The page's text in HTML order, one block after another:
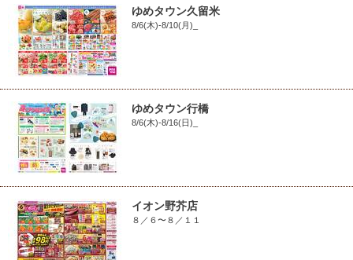
ゆめタウン久留米
8/6(木)-8/10(月)_
ゆめタウン行橋
8/6(木)-8/16(日)_
イオン野芥店
８／６〜８／１１